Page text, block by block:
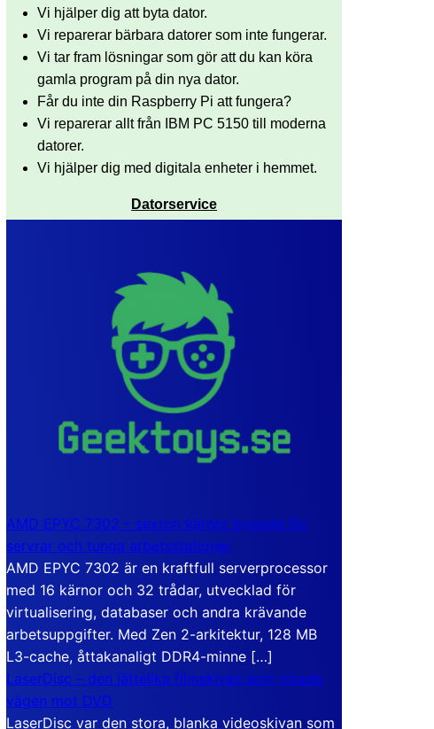
Vi hjälper dig att byta dator.
Vi reparerar bärbara datorer som inte fungerar.
Vi tar fram lösningar som gör att du kan köra
gamla program på din nya dator.
Får du inte din Raspberry Pi att fungera?
Vi reparerar allt från IBM PC 5150 till moderna
datorer.
Vi hjälper dig med digitala enheter i hemmet.
Datorservice
AMD EPYC 7302 – sexton kärnor byggda för
servrar och tunga arbetsstationer
AMD EPYC 7302 är en kraftfull serverprocessor
med 16 kärnor och 32 trådar, utvecklad för
virtualisering, databaser och andra krävande
arbetsuppgifter. Med Zen 2-arkitektur, 128 MB
L3-cache, åttakanaligt DDR4-minne […]
LaserDisc – den jättelika filmskivan som visade
vägen mot DVD
LaserDisc var den stora, blanka videoskivan som